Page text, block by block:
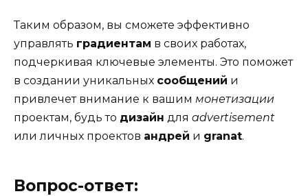
Таким образом, вы сможете эффективно
управлять градиентам в своих работах,
подчеркивая ключевые элементы. Это поможет
в создании уникальных сообщений и
привлечет внимание к вашим монетизации
проектам, будь то дизайн для advertisement
или личных проектов андрей и granat.
Вопрос-ответ: